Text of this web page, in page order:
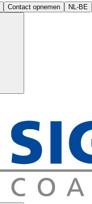
Contact opnemen NL-BE